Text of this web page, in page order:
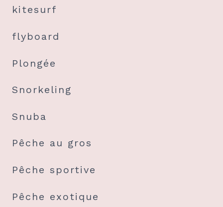
kitesurf
flyboard
Plongée
Snorkeling
Snuba
Pêche au gros
Pêche sportive
Pêche exotique